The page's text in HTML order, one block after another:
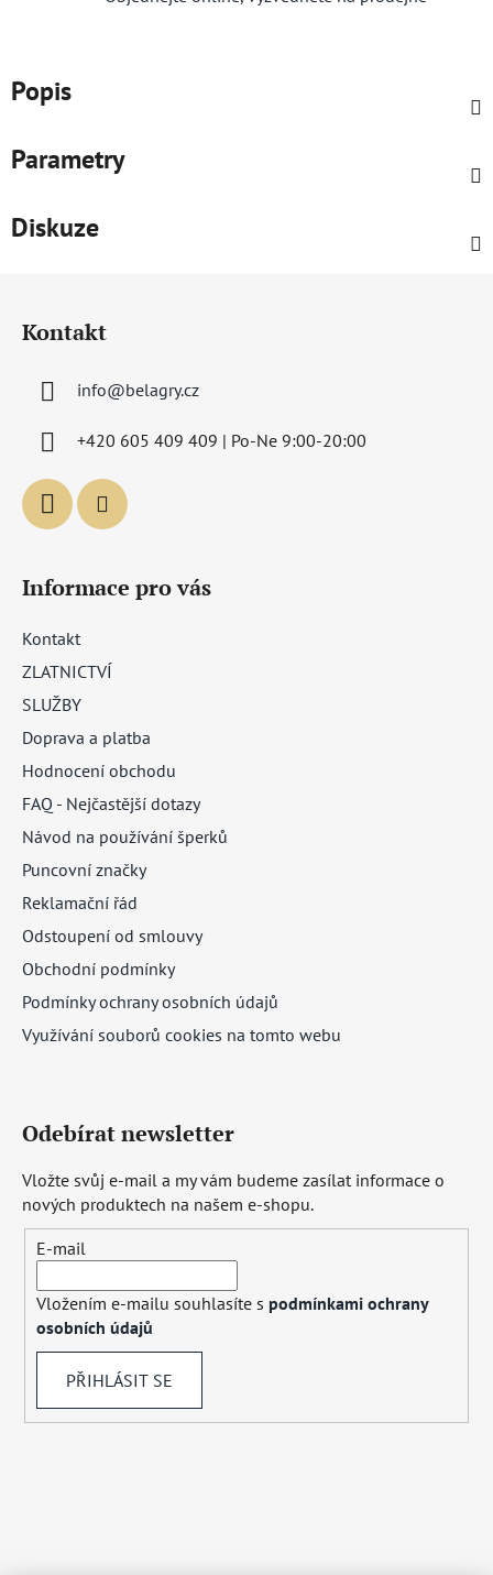
Popis
Parametry
Diskuze
Kontakt
info@belagry.cz
+420 605 409 409 | Po-Ne 9:00-20:00
Informace pro vás
Kontakt
ZLATNICTVÍ
SLUŽBY
Doprava a platba
Hodnocení obchodu
FAQ - Nejčastější dotazy
Návod na používání šperků
Puncovní značky
Reklamační řád
Odstoupení od smlouvy
Obchodní podmínky
Podmínky ochrany osobních údajů
Využívání souborů cookies na tomto webu
Odebírat newsletter
Vložte svůj e-mail a my vám budeme zasílat informace o
nových produktech na našem e-shopu.
E-mail
Vložením e-mailu souhlasíte s podmínkami ochrany
osobních údajů
PŘIHLÁSIT SE